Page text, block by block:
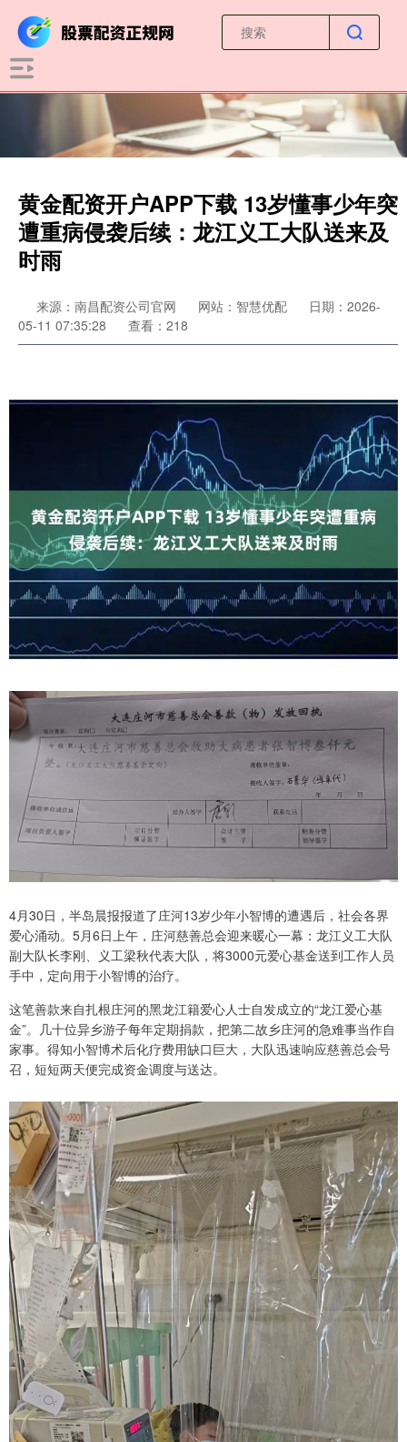
黄金配资开户APP下载 13岁懂事少年突
遭重病侵袭后续：龙江义工大队送来及
时雨
来源：南昌配资公司官网 网站：智慧优配
日期：2026-
05-11 07:35:28
查看：218
4月30日，半岛晨报报道了庄河13岁少年小智博的遭遇后，社会各界
爱心涌动。5月6日上午，庄河慈善总会迎来暖心一幕：龙江义工大队
副大队长李刚、义工梁秋代表大队，将3000元爱心基金送到工作人员
手中，定向用于小智博的治疗。
这笔善款来自扎根庄河的黑龙江籍爱心人士自发成立的“龙江爱心基
金”。几十位异乡游子每年定期捐款，把第二故乡庄河的急难事当作自
家事。得知小智博术后化疗费用缺口巨大，大队迅速响应慈善总会号
召，短短两天便完成资金调度与送达。